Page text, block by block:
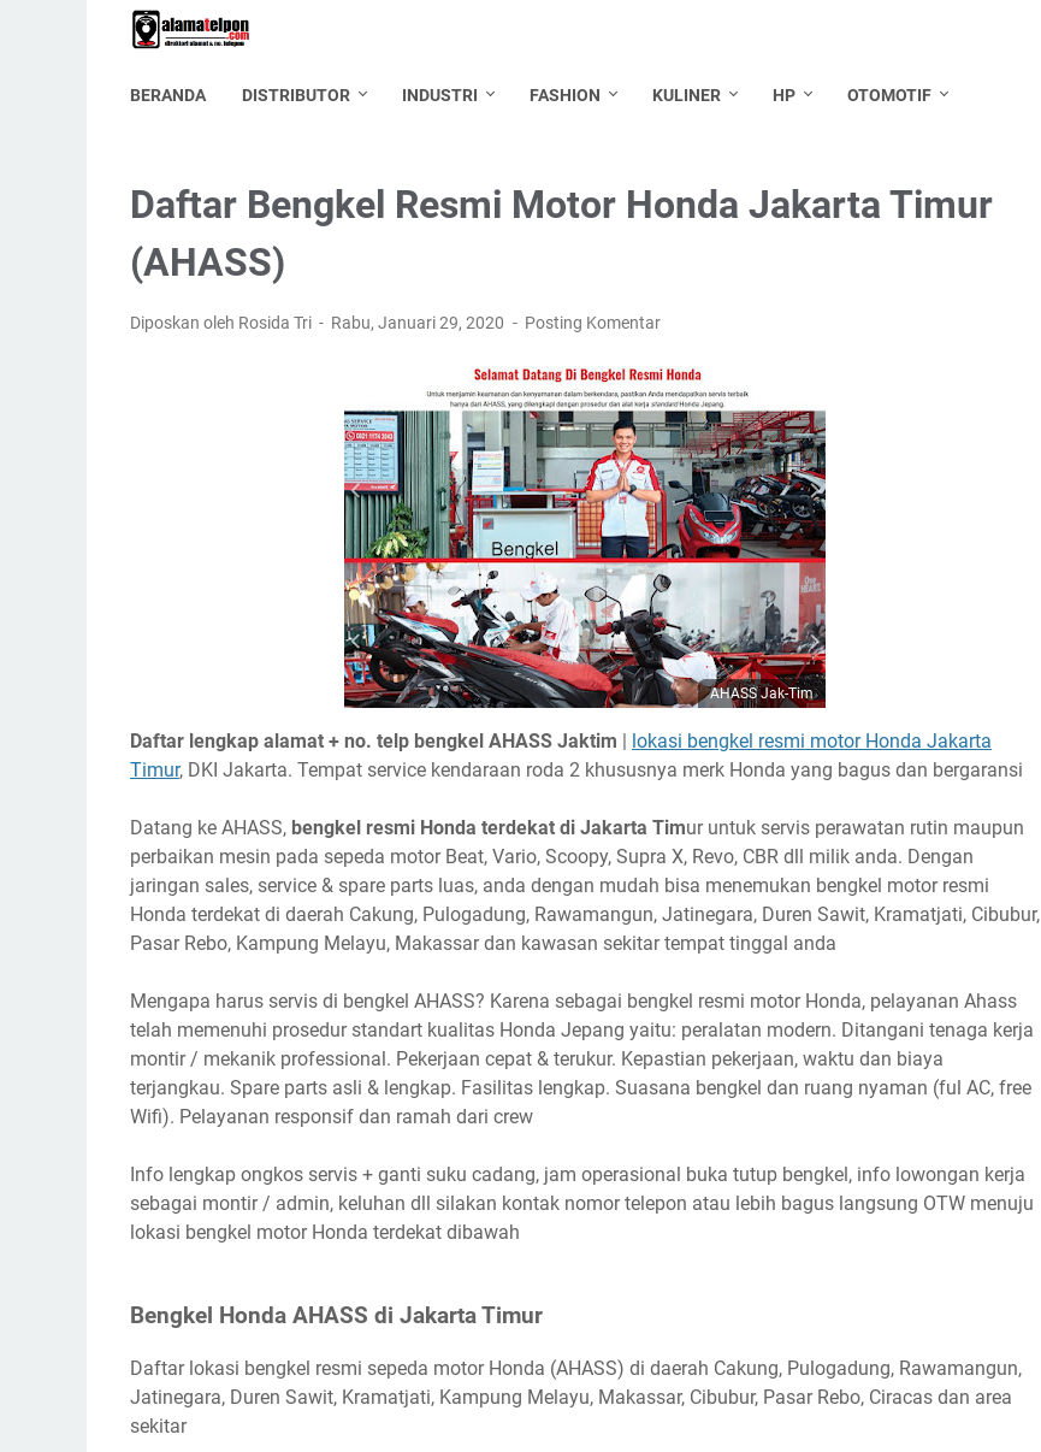
BERANDA DISTRIBUTOR INDUSTRI FASHION KULINER HP OTOMOTIF
Daftar Bengkel Resmi Motor Honda Jakarta Timur
(AHASS)
Diposkan oleh Rosida Tri Rabu, Januari 29, 2020 Posting Komentar
AHASS Jak-Tim
Daftar lengkap alamat + no. telp bengkel AHASS Jaktim | lokasi bengkel resmi motor Honda Jakarta
Timur, DKI Jakarta. Tempat service kendaraan roda 2 khususnya merk Honda yang bagus dan bergaransi
Datang ke AHASS, bengkel resmi Honda terdekat di Jakarta Timur untuk servis perawatan rutin maupun
perbaikan mesin pada sepeda motor Beat, Vario, Scoopy, Supra X, Revo, CBR dll milik anda. Dengan
jaringan sales, service & spare parts luas, anda dengan mudah bisa menemukan bengkel motor resmi
Honda terdekat di daerah Cakung, Pulogadung, Rawamangun, Jatinegara, Duren Sawit, Kramatjati, Cibubur,
Pasar Rebo, Kampung Melayu, Makassar dan kawasan sekitar tempat tinggal anda
Mengapa harus servis di bengkel AHASS? Karena sebagai bengkel resmi motor Honda, pelayanan Ahass
telah memenuhi prosedur standart kualitas Honda Jepang yaitu: peralatan modern. Ditangani tenaga kerja
montir / mekanik professional. Pekerjaan cepat & terukur. Kepastian pekerjaan, waktu dan biaya
terjangkau. Spare parts asli & lengkap. Fasilitas lengkap. Suasana bengkel dan ruang nyaman (ful AC, free
Wifi). Pelayanan responsif dan ramah dari crew
Info lengkap ongkos servis + ganti suku cadang, jam operasional buka tutup bengkel, info lowongan kerja
sebagai montir / admin, keluhan dll silakan kontak nomor telepon atau lebih bagus langsung OTW menuju
lokasi bengkel motor Honda terdekat dibawah
Bengkel Honda AHASS di Jakarta Timur
Daftar lokasi bengkel resmi sepeda motor Honda (AHASS) di daerah Cakung, Pulogadung, Rawamangun,
Jatinegara, Duren Sawit, Kramatjati, Kampung Melayu, Makassar, Cibubur, Pasar Rebo, Ciracas dan area
sekitar